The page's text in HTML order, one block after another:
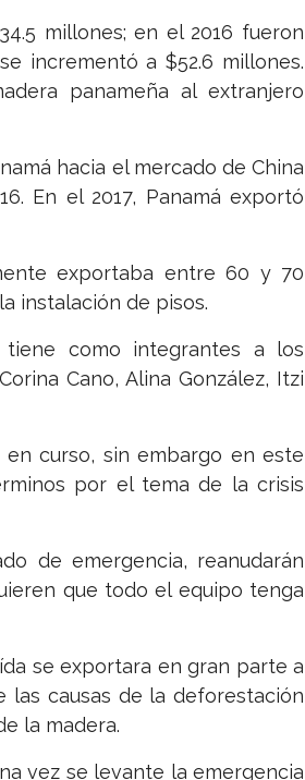
millones; en el 2016 fueron
incrementó a $52.6 millones.
panameña al extranjero
hacia el mercado de China
En el 2017, Panamá exportó
exportaba entre 60 y 70
instalación de pisos.
tiene como integrantes a los
Cano, Alina González, Itzi
curso, sin embargo en este
por el tema de la crisis
de emergencia, reanudarán
que todo el equipo tenga
se exportara en gran parte a
las causas de la deforestación
la madera.
vez se levante la emergencia